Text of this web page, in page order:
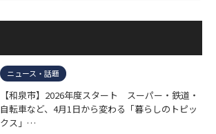
ニュース・話題
【和泉市】2026年度スタート スーパー・鉄道・
自転車など、4月1日から変わる「暮らしのトピッ
クス」…